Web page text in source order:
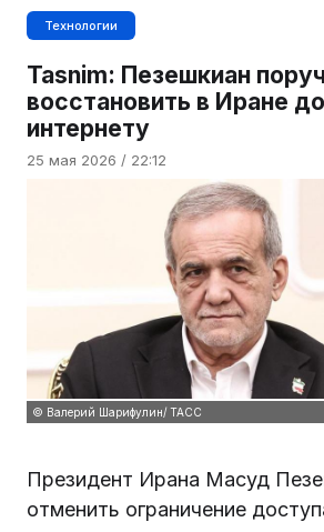
Технологии
Tasnim: Пезешкиан
восстановить в Иране
интернету
25 мая 2026 / 22:12
© Валерий Шарифулин/ ТАСС
Президент Ирана Масуд
отменить ограничение